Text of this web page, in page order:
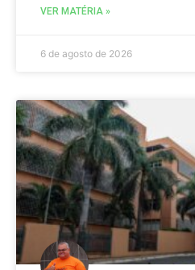
VER MATÉRIA »
6 de agosto de 2026